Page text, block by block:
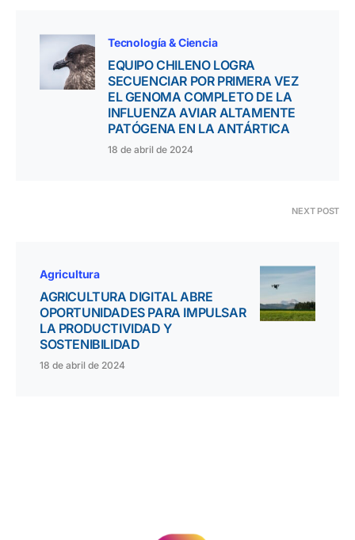
Tecnología & Ciencia
EQUIPO CHILENO LOGRA
SECUENCIAR POR PRIMERA VEZ
EL GENOMA COMPLETO DE LA
INFLUENZA AVIAR ALTAMENTE
PATÓGENA EN LA ANTÁRTICA
18 de abril de 2024
NEXT POST
Agricultura
AGRICULTURA DIGITAL ABRE
OPORTUNIDADES PARA IMPULSAR
LA PRODUCTIVIDAD Y
SOSTENIBILIDAD
18 de abril de 2024